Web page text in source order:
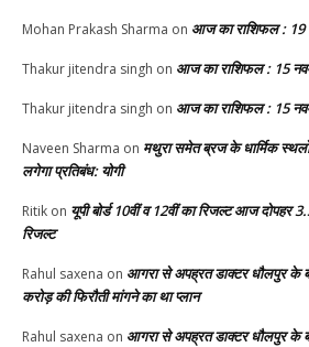
Mohan Prakash Sharma on आज का राशिफल : 19
Thakur jitendra singh on आज का राशिफल : 15
Thakur jitendra singh on आज का राशिफल : 15
Naveen Sharma on मथुरा समेत ब्रज के धार्मिक
लगेगा प्रतिबंध: योगी
Ritik on यूपी बोर्ड 10वीं व 12वीं का रिजल्ट आज दोपहर
रिजल्ट
Rahul saxena on आगरा से अपह्रत डाक्टर धौलपुर के
करोड़ की फिरौती मांगने का था प्लान
Rahul saxena on आगरा से अपह्रत डाक्टर धौलपुर के